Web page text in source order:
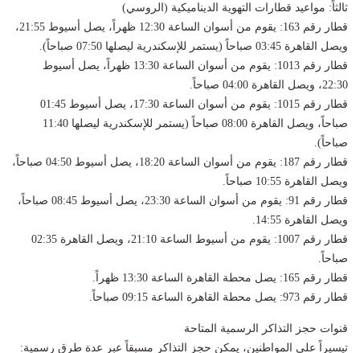
​ثالثاً: مواعيد قطارات التهوية الديناميكية (الروسي)
​قطار رقم 163: يقوم من أسوان الساعة 12:30 ظهراً، يصل أسيوط 21:55،
ويصل القاهرة 03:45 صباحاً (يستمر للإسكندرية ليصلها 07:50 صباحاً).
​قطار رقم 1013: يقوم من أسوان الساعة 13:30 ظهراً، يصل أسيوط
22:30، ويصل القاهرة 04:00 صباحاً.
​قطار رقم 1015: يقوم من أسوان الساعة 17:30، يصل أسيوط 01:45
صباحاً، ويصل القاهرة 08:00 صباحاً (يستمر للإسكندرية ليصلها 11:40
صباحاً).
​قطار رقم 187: يقوم من أسوان الساعة 18:20، يصل أسيوط 04:50 صباحاً،
ويصل القاهرة 10:55 صباحاً.
​قطار رقم 91: يقوم من أسوان الساعة 23:30، يصل أسيوط 08:45 صباحاً،
ويصل القاهرة 14:55.
​قطار رقم 1007: يقوم من أسيوط الساعة 21:10، ويصل القاهرة 02:35
صباحاً.
​قطار رقم 165: يصل محطة القاهرة الساعة 13:30 ظهراً.
​قطار رقم 973: يصل محطة القاهرة الساعة 09:15 صباحاً.
​قنوات حجز التذاكر الرسمية المتاحة
​تيسيراً على المواطنين، يمكن حجز التذاكر مسبقاً عبر عدة طرق رسمية: